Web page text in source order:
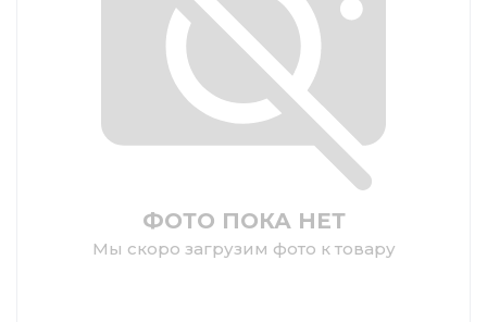
ФОТО ПОКА НЕТ
Мы скоро загрузим фото к товару